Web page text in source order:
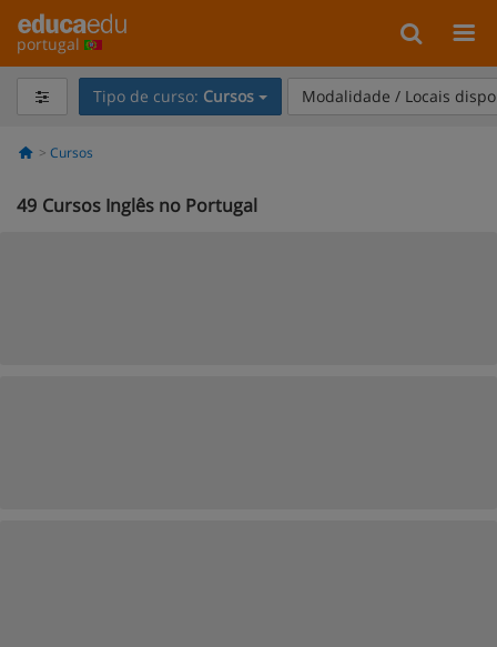
portugal
Tipo de curso: Cursos Modalidade / Locais
Cursos
49 Cursos Inglês no Portugal